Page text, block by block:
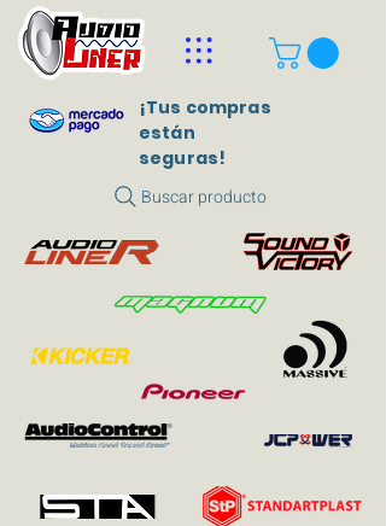
Buscar producto
¡Tus compras
están
seguras!